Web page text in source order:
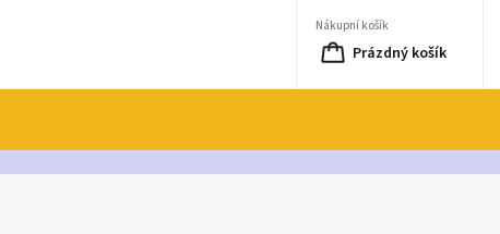
Nákupní košík
Prázdný košík